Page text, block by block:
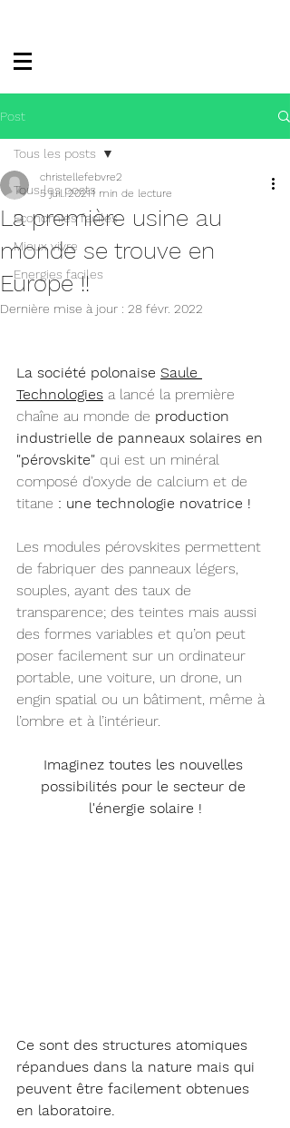
Post
Tous les posts
Economies faciles
Mieux vivre
Energies faciles
Tous les posts
La première usine au
monde se trouve en
Europe !!
christellefebvre2
5 juil. 20211 min de lecture
Dernière mise à jour : 28 févr. 2022
La société polonaise Saule
Technologies a lancé la première
chaîne au monde de production
industrielle de panneaux solaires en
"pérovskite" qui est un minéral
composé d'oxyde de calcium et de
titane : une technologie novatrice !
Les modules pérovskites permettent
de fabriquer des panneaux légers,
souples, ayant des taux de
transparence; des teintes mais aussi
des formes variables et qu’on peut
poser facilement sur un ordinateur
portable, une voiture, un drone, un
engin spatial ou un bâtiment, même à
l’ombre et à l’intérieur.
Imaginez toutes les nouvelles
possibilités pour le secteur de
l'énergie solaire !
Ce sont des structures atomiques
répandues dans la nature mais qui
peuvent être facilement obtenues
en laboratoire.